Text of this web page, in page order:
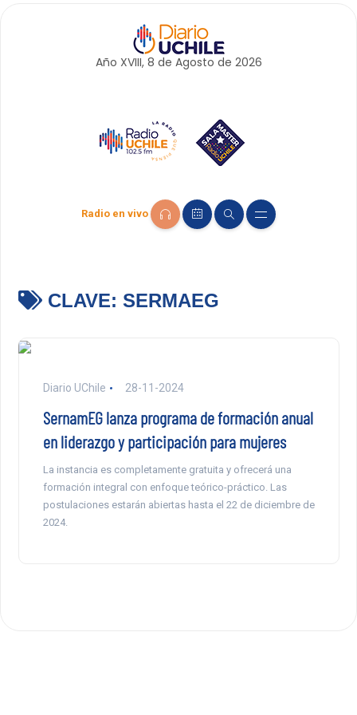
Año XVIII, 8 de Agosto de 2026
Radio en vivo
CLAVE: SERMAEG
Diario UChile 28-11-2024
SernamEG lanza programa de formación anual
en liderazgo y participación para mujeres
La instancia es completamente gratuita y ofrecerá una
formación integral con enfoque teórico-práctico. Las
postulaciones estarán abiertas hasta el 22 de diciembre de
2024.